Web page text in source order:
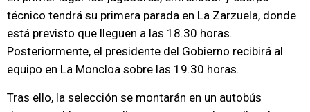
técnico tendrá su primera parada en La Zarzuela, donde
está previsto que lleguen a las 18.30 horas.
Posteriormente, el presidente del Gobierno recibirá al
equipo en La Moncloa sobre las 19.30 horas.
Tras ello, la selección se montarán en un autobús